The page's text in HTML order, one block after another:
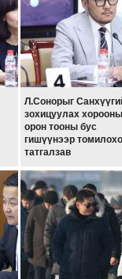
Л.Сонорыг
зохицуулах хорооны
орон тооны бус
гишүүнээр
татгалзав